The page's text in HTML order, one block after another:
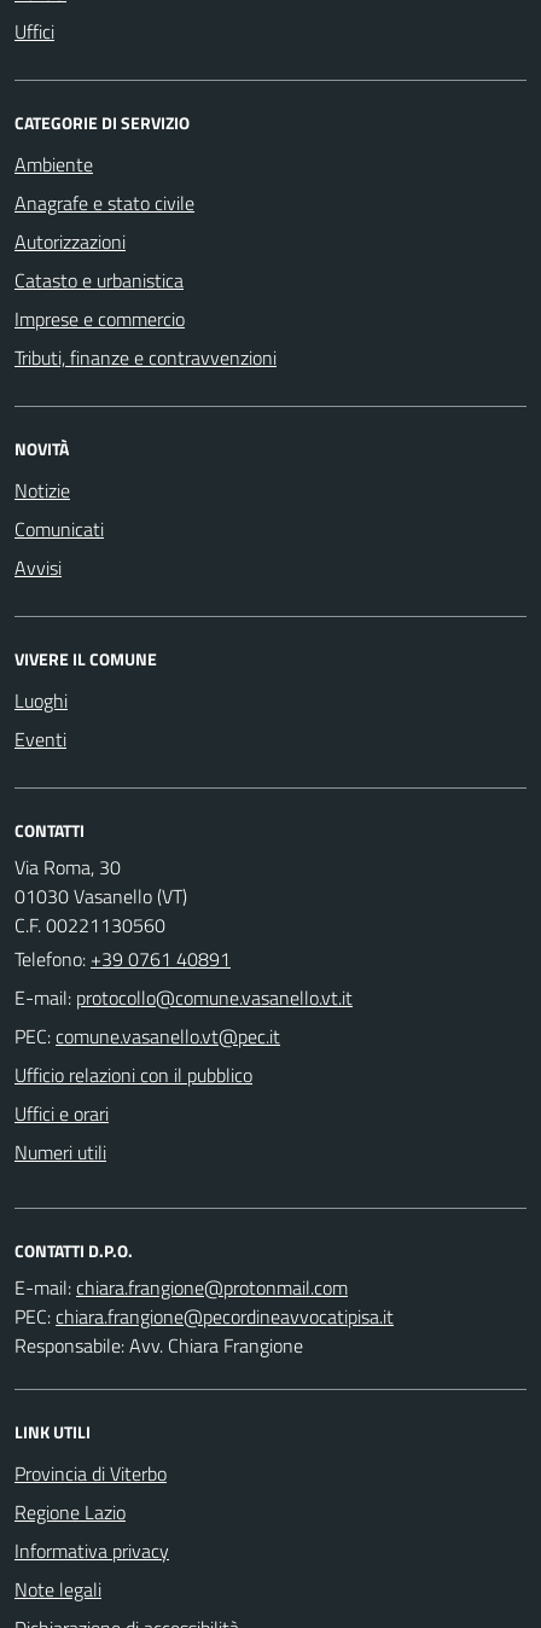
Uffici
CATEGORIE DI SERVIZIO
Ambiente
Anagrafe e stato civile
Autorizzazioni
Catasto e urbanistica
Imprese e commercio
Tributi, finanze e contravvenzioni
NOVITÀ
Notizie
Comunicati
Avvisi
VIVERE IL COMUNE
Luoghi
Eventi
CONTATTI
Via Roma, 30
01030 Vasanello (VT)
C.F. 00221130560
Telefono: +39 0761 40891
E-mail:
PEC:
Ufficio relazioni con il pubblico
Uffici e orari
Numeri utili
CONTATTI D.P.O.
E-mail:
PEC:
Responsabile: Avv. Chiara Frangione
LINK UTILI
Provincia di Viterbo
Regione Lazio
Informativa privacy
Note legali